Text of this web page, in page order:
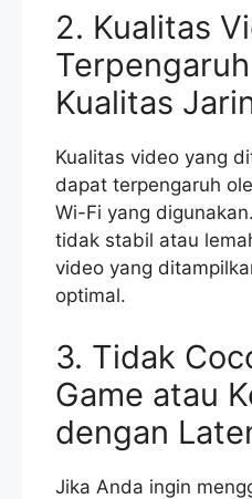
2. Kualitas
Kualitas
Kualitas video yang
dapat terpengaruh
Wi-Fi yang
tidak stabil atau
video yang
optimal.
3. Tidak
Game atau
dengan
Jika Anda ingin